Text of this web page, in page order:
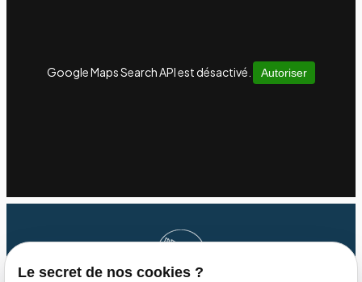
Google Maps Search API est désactivé. Autoriser
Le secret de nos cookies ?